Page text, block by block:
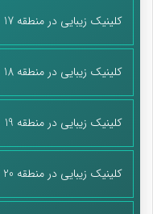
کلینیک زیبایی در منطقه 17
کلینیک زیبایی در منطقه 18
کلینیک زیبایی در منطقه 19
کلینیک زیبایی در منطقه 20